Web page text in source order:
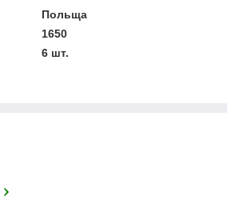
Польща
1650
6 шт.